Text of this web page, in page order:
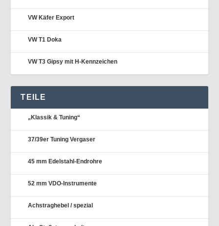
VW Käfer Export
VW T1 Doka
VW T3 Gipsy mit H-Kennzeichen
TEILE
„Klassik & Tuning“
37/39er Tuning Vergaser
45 mm Edelstahl-Endrohre
52 mm VDO-Instrumente
Achstraghebel / spezial